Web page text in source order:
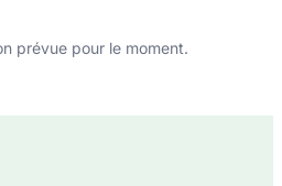
prévue pour le moment.